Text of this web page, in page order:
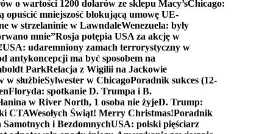
o wartości 1200 dolarów ze sklepu Macy’sChicago:
opuścić mniejszość blokującą umowę UE-
w strzelaninie w LawndaleWenezuela: były
mnie”Rosja potępia USA za akcję w
USA: udaremniony zamach terrorystyczny w
antykoncepcji ma być sposobem na
ParkRelacja z Wigilii na Jackowie
w służbieSylwester w ChicagoPoradnik sukces (12-
Floryda: spotkanie D. Trumpa i B.
w River North, 1 osoba nie żyjeD. Trump:
CTAWesołych Świąt! Merry Christmas!Poradnik
i BezdomnychUSA: polski pięściarz